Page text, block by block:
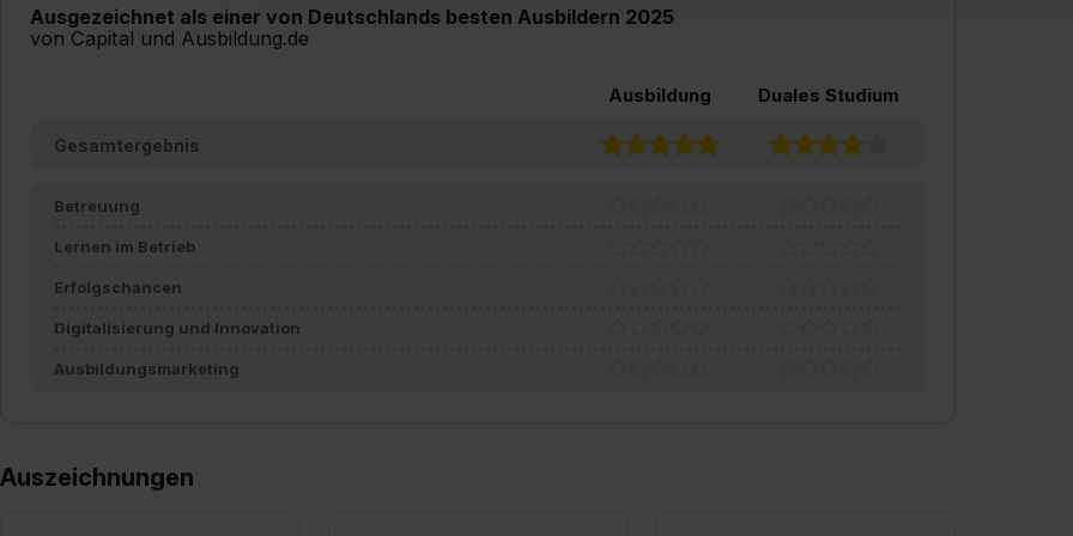
umfasst hierbei die Einwilligung zur Übermittlung deiner Daten in die USA (Art. 49 Abs. 1 S. 1
verfügen über kein angemessenes Datenschutzniveau (EuGH – Schrems II). Du kannst die
„Datenschutz-Einstellungen“ widerrufen. Weitere Informationen zu den einzelnen Cookies
„Details zeigen“. Weitere Informationen:Datenschutzerklärung,Impressum
Ausgezeichnet als einer von Deutschlands besten Ausbildern 2025
von Capital und Ausbildung.de
Ausbildung Duales Studium
Gesamtergebnis
Betreuung
Lernen im Betrieb
Erfolgschancen
Digitalisierung und Innovation
Ausbildungsmarketing
Auszeichnungen